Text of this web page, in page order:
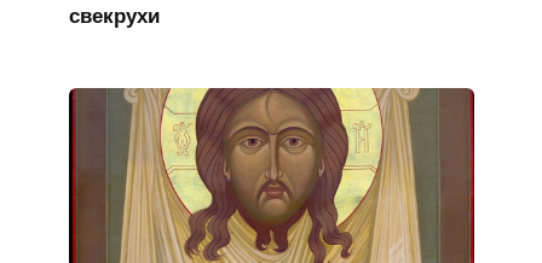
свекрухи